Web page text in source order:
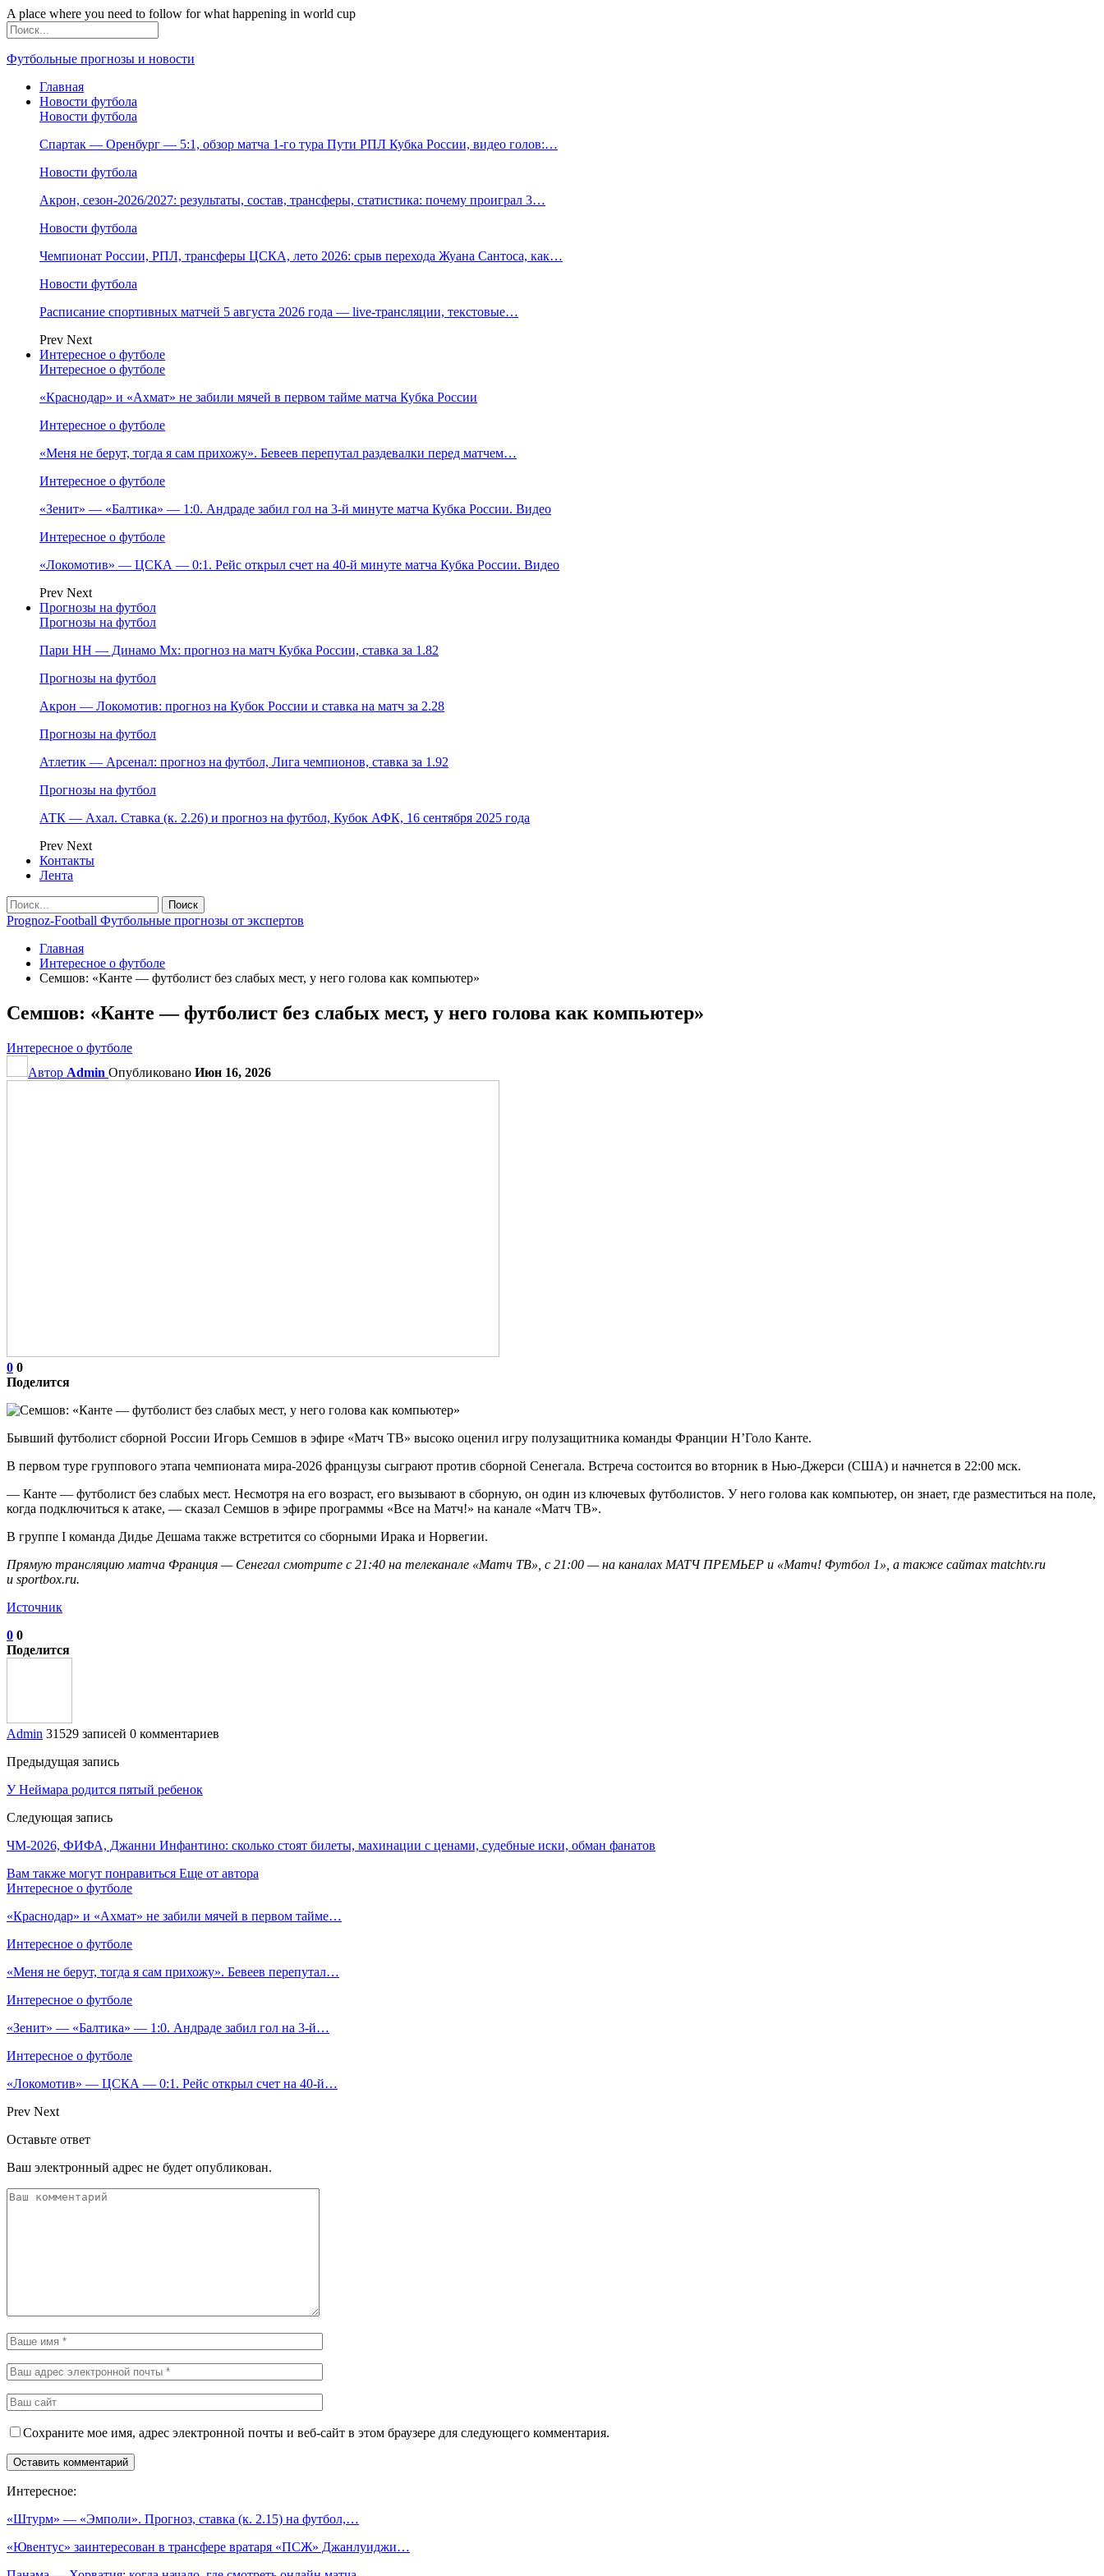
A place where you need to follow for what happening in world cup
Футбольные прогнозы и новости
Главная
Новости футбола
Новости футбола
Спартак — Оренбург — 5:1, обзор матча 1-го тура Пути РПЛ Кубка России, видео голов:…
Новости футбола
Акрон, сезон-2026/2027: результаты, состав, трансферы, статистика: почему проиграл 3…
Новости футбола
Чемпионат России, РПЛ, трансферы ЦСКА, лето 2026: срыв перехода Жуана Сантоса, как…
Новости футбола
Расписание спортивных матчей 5 августа 2026 года — live-трансляции, текстовые…
Prev Next
Интересное о футболе
Интересное о футболе
«Краснодар» и «Ахмат» не забили мячей в первом тайме матча Кубка России
Интересное о футболе
«Меня не берут, тогда я сам прихожу». Бевеев перепутал раздевалки перед матчем…
Интересное о футболе
«Зенит» — «Балтика» — 1:0. Андраде забил гол на 3‑й минуте матча Кубка России. Видео
Интересное о футболе
«Локомотив» — ЦСКА — 0:1. Рейс открыл счет на 40‑й минуте матча Кубка России. Видео
Prev Next
Прогнозы на футбол
Прогнозы на футбол
Пари НН — Динамо Мх: прогноз на матч Кубка России, ставка за 1.82
Прогнозы на футбол
Акрон — Локомотив: прогноз на Кубок России и ставка на матч за 2.28
Прогнозы на футбол
Атлетик — Арсенал: прогноз на футбол, Лига чемпионов, ставка за 1.92
Прогнозы на футбол
АТК — Ахал. Ставка (к. 2.26) и прогноз на футбол, Кубок АФК, 16 сентября 2025 года
Prev Next
Контакты
Лента
Prognoz-Football Футбольные прогнозы от экспертов
Главная
Интересное о футболе
Семшов: «Канте — футболист без слабых мест, у него голова как компьютер»
Семшов: «Канте — футболист без слабых мест, у него голова как компьютер»
Интересное о футболе
Автор Admin Опубликовано Июн 16, 2026
0 0
Поделится
Бывший футболист сборной России Игорь Семшов в эфире «Матч ТВ» высоко оценил игру полузащитника команды Франции Н’Голо Канте.
В первом туре группового этапа чемпионата мира‑2026 французы сыграют против сборной Сенегала. Встреча состоится во вторник в Нью‑Джерси (США) и начнется в 22:00 мск.
— Канте — футболист без слабых мест. Несмотря на его возраст, его вызывают в сборную, он один из ключевых футболистов. У него голова как компьютер, он знает, где разместиться на поле,
когда подключиться к атаке, — сказал Семшов в эфире программы «Все на Матч!» на канале «Матч ТВ».
В группе I команда Дидье Дешама также встретится со сборными Ирака и Норвегии.
Прямую трансляцию матча Франция — Сенегал смотрите с 21:40 на телеканале «Матч ТВ», с 21:00 — на каналах МАТЧ ПРЕМЬЕР и «Матч! Футбол 1», а также сайтах matchtv.ru
и sportbox.ru.
Источник
0 0
Поделится
Admin 31529 записей 0 комментариев
Предыдущая запись
У Неймара родится пятый ребенок
Следующая запись
ЧМ-2026, ФИФА, Джанни Инфантино: сколько стоят билеты, махинации с ценами, судебные иски, обман фанатов
Вам также могут понравиться Еще от автора
Интересное о футболе
«Краснодар» и «Ахмат» не забили мячей в первом тайме…
Интересное о футболе
«Меня не берут, тогда я сам прихожу». Бевеев перепутал…
Интересное о футболе
«Зенит» — «Балтика» — 1:0. Андраде забил гол на 3‑й…
Интересное о футболе
«Локомотив» — ЦСКА — 0:1. Рейс открыл счет на 40‑й…
Prev Next
Оставьте ответ
Ваш электронный адрес не будет опубликован.
Сохраните мое имя, адрес электронной почты и веб-сайт в этом браузере для следующего комментария.
Интересное:
«Штурм» — «Эмполи». Прогноз, ставка (к. 2.15) на футбол,…
«Ювентус» заинтересован в трансфере вратаря «ПСЖ» Джанлуиджи…